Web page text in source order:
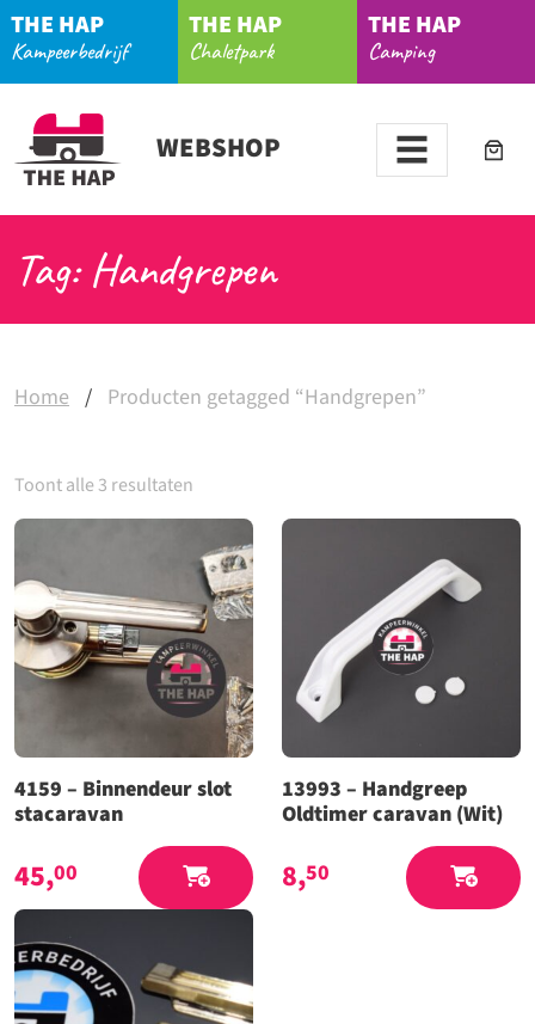
THE HAP
Kampeerbedrijf
THE HAP
Chaletpark
THE HAP
Camping
WEBSHOP
Tag: Handgrepen
Home / Producten getagged “Handgrepen”
Toont alle 3 resultaten
4159 – Binnendeur slot
stacaravan
45,00
13993 – Handgreep
Oldtimer caravan (Wit)
8,50